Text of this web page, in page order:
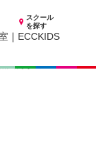
スクール
を探す
護者さまの声